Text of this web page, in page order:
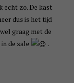
echt zo. De kast
dus is het tijd
graag met de
de sale
.